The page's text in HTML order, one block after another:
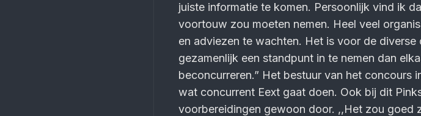
juiste informatie te komen. Persoonlijk vind ik
voortouw zou moeten nemen. Heel veel
en adviezen te wachten. Het is voor de
gezamenlijk een standpunt in te nemen dan
beconcurreren.” Het bestuur van het concours
wat concurrent Eext gaat doen. Ook bij dit
voorbereidingen gewoon door. ,,Het zou goed